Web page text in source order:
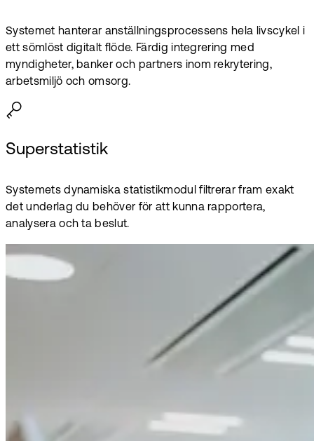
Systemet hanterar anställningsprocessens hela livscykel i
ett sömlöst digitalt flöde. Färdig integrering med
myndigheter, banker och partners inom rekrytering,
arbetsmiljö och omsorg.
Superstatistik
Systemets dynamiska statistikmodul filtrerar fram exakt
det underlag du behöver för att kunna rapportera,
analysera och ta beslut.